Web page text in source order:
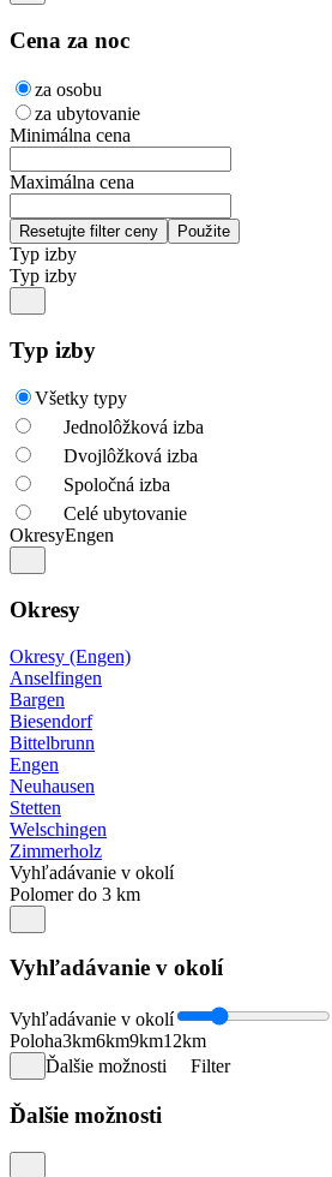
Cena za noc
za osobu
za ubytovanie
Minimálna cena
Maximálna cena
Typ izby
Typ izby
Typ izby
Všetky typy
Jednolôžková izba
Dvojlôžková izba
Spoločná izba
Celé ubytovanie
OkresyEngen
Okresy
Okresy (Engen)
Anselfingen
Bargen
Biesendorf
Bittelbrunn
Engen
Neuhausen
Stetten
Welschingen
Zimmerholz
Vyhľadávanie v okolí
Polomer do 3 km
Vyhľadávanie v okolí
Vyhľadávanie v okolí
Poloha3km6km9km12km
Ďalšie možnosti
Filter
Ďalšie možnosti